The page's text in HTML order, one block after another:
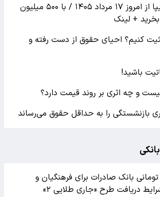
آغاز ثبت نام سایپا از امروز ۱۷ مرداد ۱۴۰۵ / با ۵۰۰ میلیون
کنیم؟ احیای حقوق از دست رفته و
باشید!
و چه اثری بر روند قیمت دارد؟
بازنشستگی را به حداقل حقوق می‌رساند
تومانی بانک صادرات برای فرهنگیان و
دریافت طرح «جاری طلایی ۲»